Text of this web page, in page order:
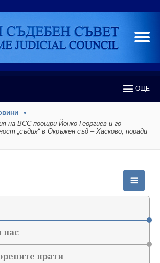
ОЩЕ
на ВСС поощри Йонко Георгиев и го
„съдия“ в Окръжен съд – Хасково, поради
нас
врати